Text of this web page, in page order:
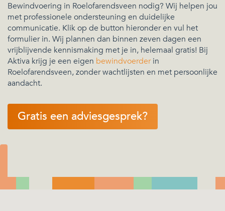
Bewindvoering in Roelofarendsveen nodig? Wij helpen jou
met professionele ondersteuning en duidelijke
communicatie. Klik op de button hieronder en vul het
formulier in. Wij plannen dan binnen zeven dagen een
vrijblijvende kennismaking met je in, helemaal gratis! Bij
Aktiva krijg je een eigen bewindvoerderin
Roelofarendsveen, zonder wachtlijsten en met persoonlijke
aandacht.
Gratis een adviesgesprek?